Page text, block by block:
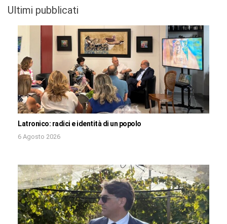
Ultimi pubblicati
Latronico: radici e identità di un popolo
6 Agosto 2026